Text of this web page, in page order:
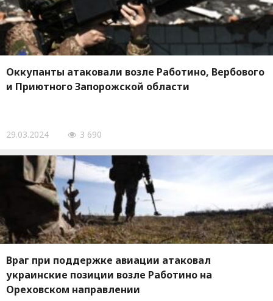
Оккупанты атаковали возле Работино, Вербового
и Приютного Запорожской области
29.03.2024 3 690
Враг при поддержке авиации атаковал
украинские позиции возле Работино на
Ореховском направлении